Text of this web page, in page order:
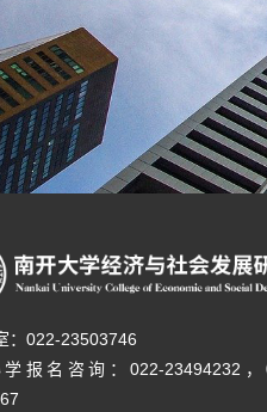
：022-23503746
学报名咨询：022-23494232，